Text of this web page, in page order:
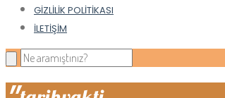
GIZLILIK POLITIKASI
İLETIŞIM